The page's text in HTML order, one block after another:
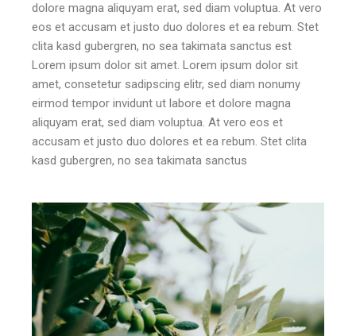
dolore magna aliquyam erat, sed diam voluptua. At vero
eos et accusam et justo duo dolores et ea rebum. Stet
clita kasd gubergren, no sea takimata sanctus est
Lorem ipsum dolor sit amet. Lorem ipsum dolor sit
amet, consetetur sadipscing elitr, sed diam nonumy
eirmod tempor invidunt ut labore et dolore magna
aliquyam erat, sed diam voluptua. At vero eos et
accusam et justo duo dolores et ea rebum. Stet clita
kasd gubergren, no sea takimata sanctus